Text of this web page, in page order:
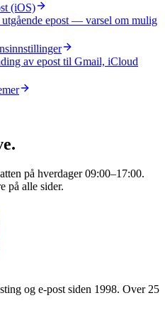
(iOS)
epost — varsel om mulig
av epost til Gmail, iCloud
på hverdager 09:00–17:00.
på alle sider.
og e-post siden 1998. Over 25